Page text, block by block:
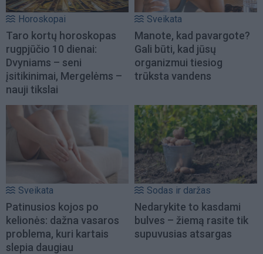
Horoskopai
Taro kortų horoskopas
rugpjūčio 10 dienai:
Dvyniams – seni
įsitikinimai, Mergelėms –
nauji tikslai
Sveikata
Manote, kad pavargote?
Gali būti, kad jūsų
organizmui tiesiog
trūksta vandens
Sveikata
Patinusios kojos po
kelionės: dažna vasaros
problema, kuri kartais
slepia daugiau
Sodas ir daržas
Nedarykite to kasdami
bulves – žiemą rasite tik
supuvusias atsargas